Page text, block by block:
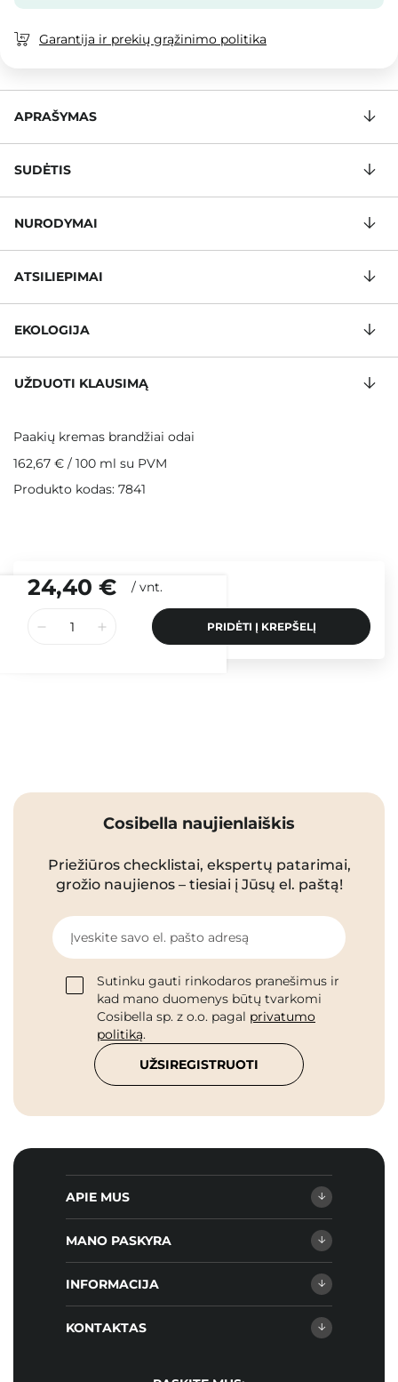
24,40 € / vnt.
PRIDĖTI Į KREPŠELĮ
Garantija ir prekių grąžinimo politika
APRAŠYMAS
SUDĖTIS
NURODYMAI
ATSILIEPIMAI
EKOLOGIJA
UŽDUOTI KLAUSIMĄ
Paakių kremas brandžiai odai
162,67 € / 100 ml su PVM
Produkto kodas: 7841
Cosibella naujienlaiškis
Priežiūros checklistai, ekspertų patarimai,
grožio naujienos – tiesiai į Jūsų el. paštą!
Įveskite savo el. pašto adresą
Sutinku gauti rinkodaros pranešimus ir
kad mano duomenys būtų tvarkomi
Cosibella sp. z o.o. pagal privatumo
politiką.
UŽSIREGISTRUOTI
APIE MUS
MANO PASKYRA
INFORMACIJA
KONTAKTAS